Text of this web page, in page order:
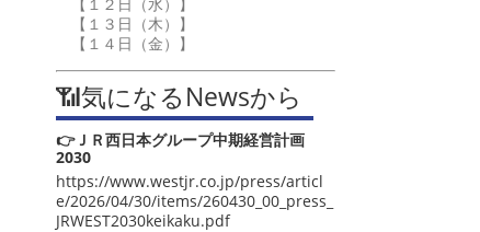
【１３日（木）】
【１４日（金）】
📶気になるNewsから
👉ＪＲ西日本グループ中期経営計画
2030
https://www.westjr.co.jp/press/articl
e/2026/04/30/items/260430_00_press_
JRWEST2030keikaku.pdf